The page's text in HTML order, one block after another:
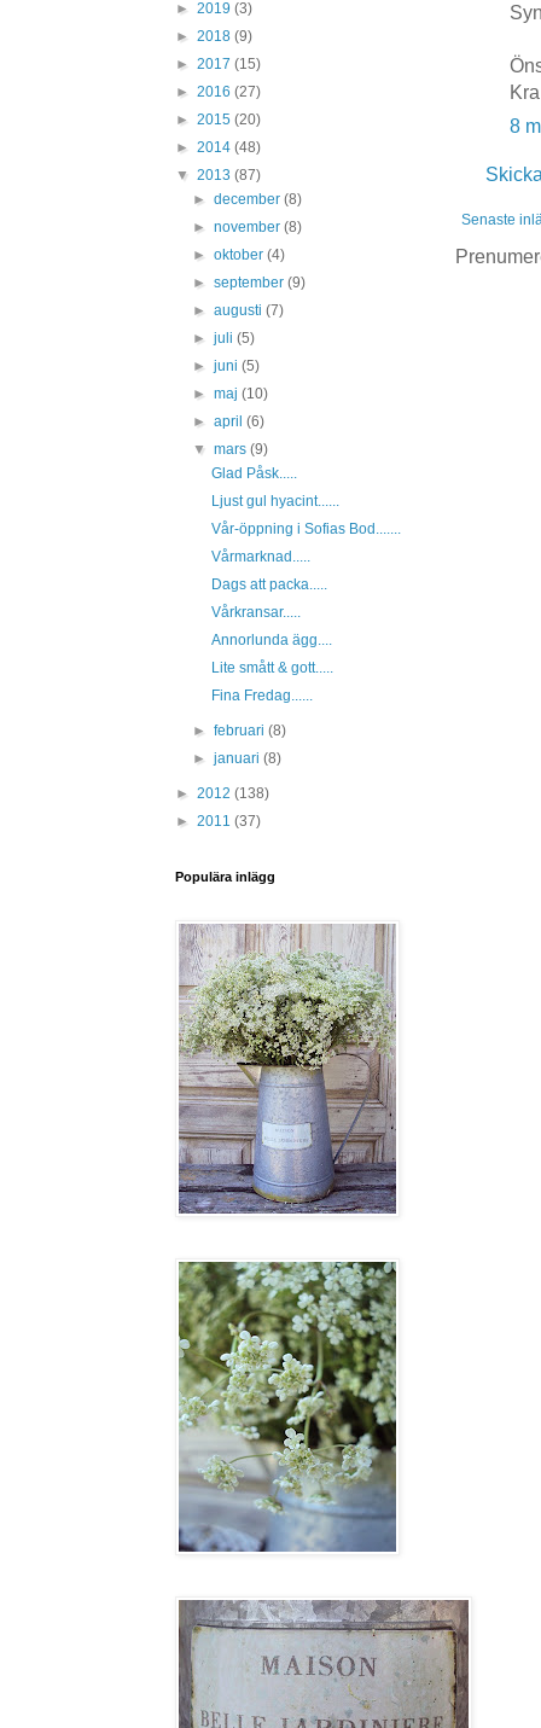
8
Senaste
► 2019 (3)
► 2018 (9)
► 2017 (15)
► 2016 (27)
► 2015 (20)
► 2014 (48)
▼ 2013 (87)
►december(8)
►november(8)
►oktober(4)
►september(9)
►augusti(7)
►juli(5)
►juni(5)
►maj(10)
►april(6)
▼mars(9)
Glad Påsk.....
Ljust gul hyacint......
Vår-öppning i Sofias Bod.......
Vårmarknad.....
Dags att packa.....
Vårkransar.....
Annorlunda ägg....
Lite smått & gott.....
Fina Fredag......
►februari(8)
►januari(8)
► 2012 (138)
► 2011 (37)
Populära inlägg